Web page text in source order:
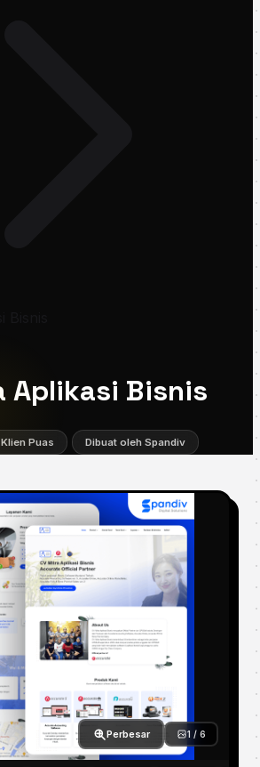
Aplikasi Bisnis
Klien Puas Dibuat oleh Spandiv
Perbesar 1 / 6